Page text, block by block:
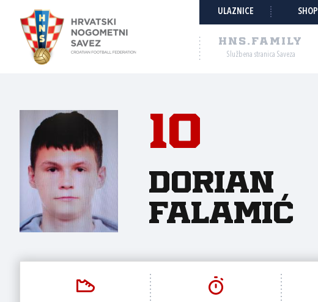
ULAZNICE SHOP
HNS.FAMILY
Službena stranica Saveza
10
Dorian
Falamić